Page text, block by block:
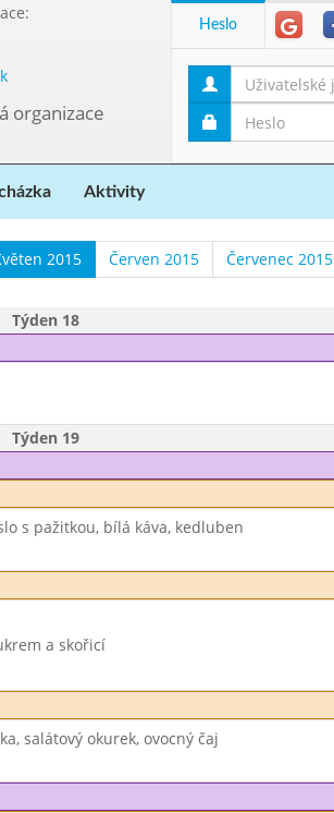
organizace
Heslo
Aktivity
2015 Červen 2015 Červenec 2015
Týden 18
Týden 19
s pažitkou, bílá káva, kedluben
a skořicí
salátový okurek, ovocný čaj